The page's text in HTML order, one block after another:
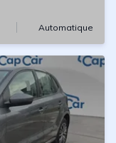
Automatique